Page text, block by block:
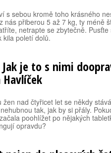
s sebou kromě toho krásného
nás přiberou 5 až 7 kg, ty méně
netrapte se zbytečně.
kila poletí dolů.
je to s nimi
žen nad čtyřicet let se někdy
tak, jak by si přály.
poohlížet po nějakých
opravdu?